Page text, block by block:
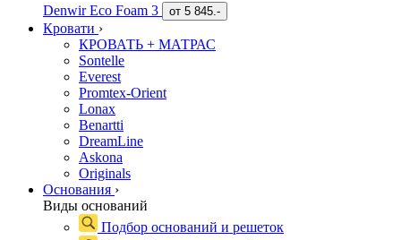
Denwir Eco Foam 3 от 5 845.-
Кровати ›
КРОВАТЬ + МАТРАС
Sontelle
Everest
Promtex-Orient
Lonax
Benartti
DreamLine
Askona
Originals
Основания ›
Виды оснований
Подбор оснований и решеток